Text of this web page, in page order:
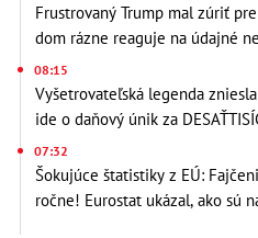
Frustrovaný Trump mal zúriť
dom rázne reaguje na údajné
08:15
Vyšetrovateľská legenda
ide o daňový únik za
07:32
Šokujúce štatistiky z EÚ:
ročne! Eurostat ukázal, ako sú